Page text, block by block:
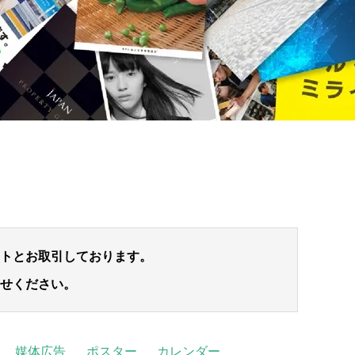
とお取引しております。
ください。
媒体広告 ポスター カレンダー